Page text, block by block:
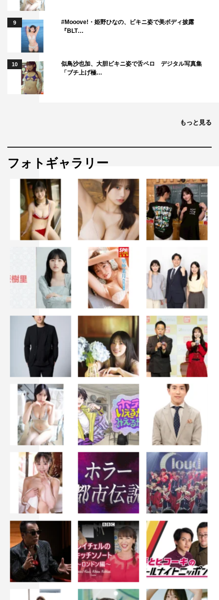
9
#Mooove!・姫野ひなの、ビキニ姿で美ボディ披露
『BLT…
10
似鳥沙也加、大胆ビキニ姿で舌ペロ デジタル写真集
「ブチ上げ極…
もっと見る
フォトギャラリー